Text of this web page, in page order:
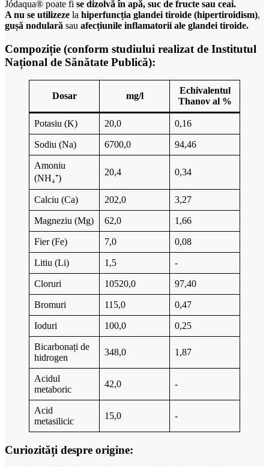
Jódaqua® poate fi se dizolvă în apă, suc de fructe sau ceai.
A nu se utilizeze la hiperfuncția glandei tiroide (hipertiroidism),
gușă nodulară sau afecțiunile inflamatorii ale glandei tiroide.
Compoziție (conform studiului realizat de Institutul
Național de Sănătate Publică):
Dosar mg/l
Echivalentul
Thanov al %
Potasiu (K) 20,0 0,16
Sodiu (Na) 6700,0 94,46
Amoniu
(NH₄⁺)
20,4 0,34
Calciu (Ca) 202,0 3,27
Magneziu (Mg) 62,0 1,66
Fier (Fe) 7,0 0,08
Litiu (Li) 1,5 -
Cloruri 10520,0 97,40
Bromuri 115,0 0,47
Ioduri 100,0 0,25
Bicarbonați de
hidrogen
348,0 1,87
Acidul
metaboric
42,0 -
Acid
metasilicic
15,0 -
Curiozități despre origine: